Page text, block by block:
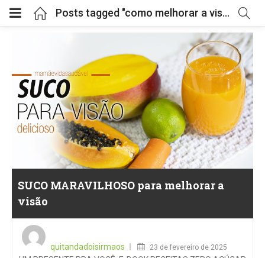
Posts tagged "como melhorar a visão"
SUCO MARAVILHOSO para melhorar a
visão
quitandadoisirmaos
23 de fevereiro de 2025